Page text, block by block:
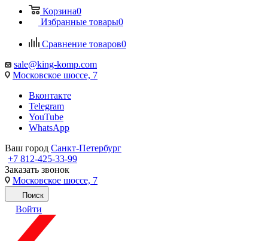
Корзина0
Избранные товары0
Сравнение товаров0
sale@king-komp.com
Московское шоссе, 7
Вконтакте
Telegram
YouTube
WhatsApp
Ваш город Санкт-Петербург
+7 812-425-33-99
Заказать звонок
Московское шоссе, 7
Поиск
Войти